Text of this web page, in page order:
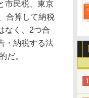
市民税、東京
合算して納税
なく、2つ合
・納税する法
だ。